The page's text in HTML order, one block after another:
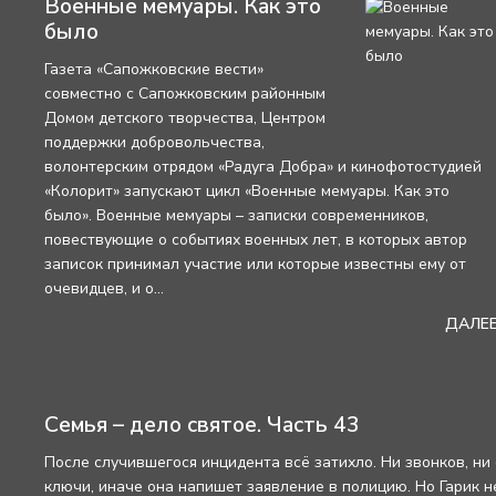
Военные мемуары. Как это
было
Газета «Сапожковские вести»
совместно с Сапожковским районным
Домом детского творчества, Центром
поддержки добровольчества,
волонтерским отрядом «Радуга Добра» и кинофотостудией
«Колорит» запускают цикл «Военные мемуары. Как это
было». Военные мемуары – записки современников,
повествующие о событиях военных лет, в которых автор
записок принимал участие или которые известны ему от
очевидцев, и о...
Семья – дело святое. Часть 43
После случившегося инцидента всё затихло. Ни звонков,
ключи, иначе она напишет заявление в полицию. Но Гарик